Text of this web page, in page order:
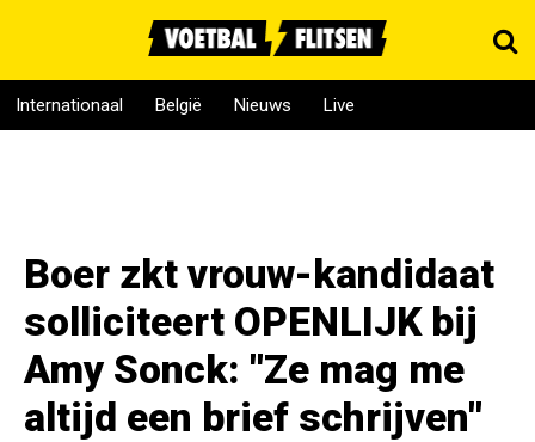
Internationaal België Nieuws Live
Boer zkt vrouw-kandidaat
solliciteert OPENLIJK bij
Amy Sonck: "Ze mag me
altijd een brief schrijven"